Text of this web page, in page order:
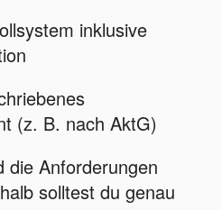
inklusive
(z. B. nach AktG)
die Anforderungen
solltest du genau